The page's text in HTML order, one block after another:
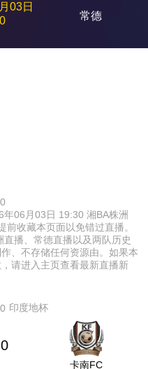
03日
常德
年06月03日 19:30 湘BA株洲
收藏本页面以免错过直播。
播、常德直播以及两队历史
、不存储任何资源由。如果本
请进入主页查看最新直播新
印度地杯
0
卡南FC